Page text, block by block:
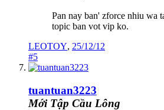
Pan nay ban' zforce nhiu wa
topic ban vot vip ko.
LEOTOY, 25/12/12
#5
tuantuan3223
Mới Tập Cầu Lông